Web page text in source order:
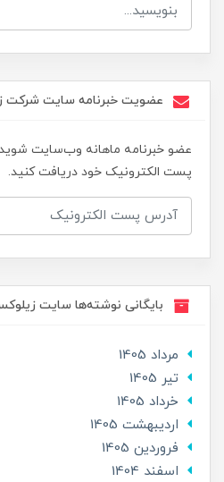
عضویت خبرنامه سایت شرکت
عضو خبرنامه ماهانه وب‌سایت شوید
پست الکترونیک خود دریافت کنید.
بایگانی نوشته‌ها سایت
مرداد 1405
تير 1405
خرداد 1405
ارديبهشت 1405
فروردین 1405
اسفند 1404